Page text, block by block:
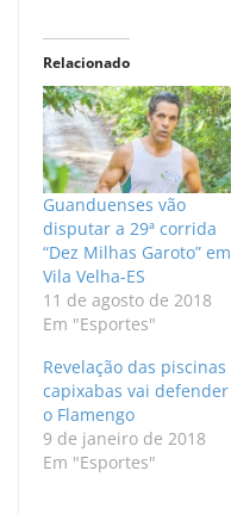
Relacionado
Guanduenses vão
disputar a 29ª corrida
“Dez Milhas Garoto” em
Vila Velha-ES
11 de agosto de 2018
Em "Esportes"
Revelação das piscinas
capixabas vai defender
o Flamengo
9 de janeiro de 2018
Em "Esportes"